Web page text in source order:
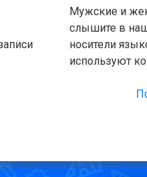
Мужские и
слышите в
носители
используют